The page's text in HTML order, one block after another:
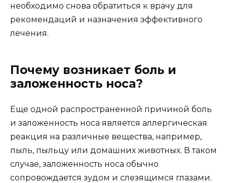
необходимо снова обратиться к врачу для
рекомендаций и назначения эффективного
лечения.
Почему возникает боль и
заложенность носа?
Еще одной распространенной причиной боль
и заложенность носа является аллергическая
реакция на различные вещества, например,
пыль, пыльцу или домашних животных. В таком
случае, заложенность носа обычно
сопровождается зудом и слезящимся глазами.